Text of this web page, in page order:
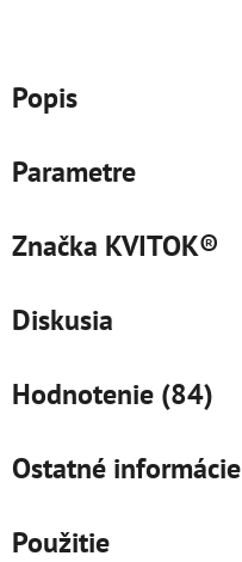
Popis
Parametre
Značka KVITOK®
Diskusia
Hodnotenie (84)
Ostatné informácie
Použitie